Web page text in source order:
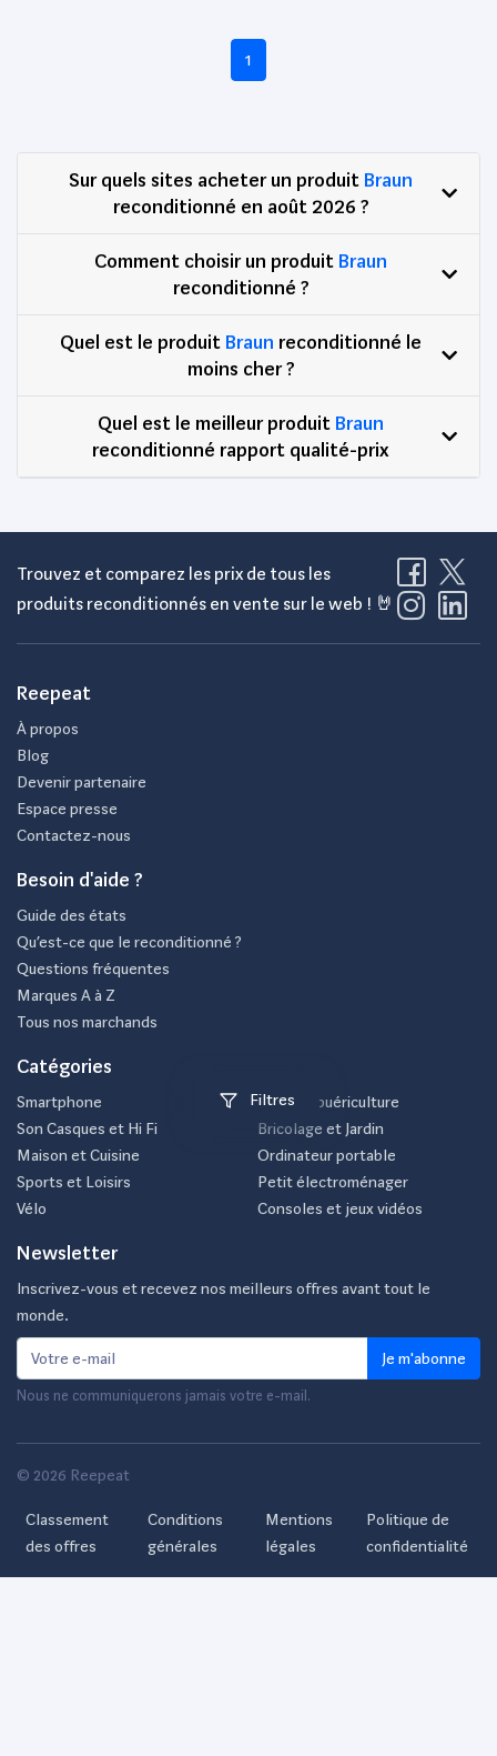
Filtres
1
Sur quels sites acheter un produit Braun
reconditionné en août 2026 ?
Comment choisir un produit Braun
reconditionné ?
Quel est le produit Braun reconditionné le
moins cher ?
Quel est le meilleur produit Braun
reconditionné rapport qualité-prix
Trouvez et comparez les prix de tous les
produits reconditionnés en vente sur le web ! 🤘
Reepeat
À propos
Blog
Devenir partenaire
Espace presse
Contactez-nous
Besoin d'aide ?
Guide des états
Qu’est-ce que le reconditionné ?
Questions fréquentes
Marques A à Z
Tous nos marchands
Catégories
Smartphone
Son Casques et Hi Fi
Maison et Cuisine
Sports et Loisirs
Vélo
Bébé et puériculture
Bricolage et Jardin
Ordinateur portable
Petit électroménager
Consoles et jeux vidéos
Newsletter
Inscrivez-vous et recevez nos meilleurs offres avant tout le
monde.
Je m'abonne
Nous ne communiquerons jamais votre e-mail.
© 2026 Reepeat
Classement
des offres
Conditions
générales
Mentions
légales
Politique de
confidentialité